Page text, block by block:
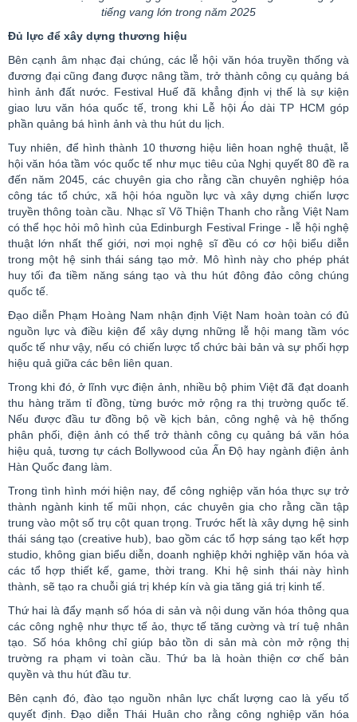
tiếng vang lớn trong năm 2025
Đủ lực để xây dựng thương hiệu
Bên cạnh âm nhạc đại chúng, các lễ hội văn hóa truyền thống và
đương đại cũng đang được nâng tầm, trở thành công cụ quảng bá
hình ảnh đất nước. Festival Huế đã khẳng định vị thế là sự kiện
giao lưu văn hóa quốc tế, trong khi Lễ hội Áo dài TP HCM góp
phần quảng bá hình ảnh và thu hút du lịch.
Tuy nhiên, để hình thành 10 thương hiệu liên hoan nghệ thuật, lễ
hội văn hóa tầm vóc quốc tế như mục tiêu của Nghị quyết 80 đề ra
đến năm 2045, các chuyên gia cho rằng cần chuyên nghiệp hóa
công tác tổ chức, xã hội hóa nguồn lực và xây dựng chiến lược
truyền thông toàn cầu. Nhạc sĩ Võ Thiện Thanh cho rằng Việt Nam
có thể học hỏi mô hình của Edinburgh Festival Fringe - lễ hội nghệ
thuật lớn nhất thế giới, nơi mọi nghệ sĩ đều có cơ hội biểu diễn
trong một hệ sinh thái sáng tạo mở. Mô hình này cho phép phát
huy tối đa tiềm năng sáng tạo và thu hút đông đảo công chúng
quốc tế.
Đạo diễn Phạm Hoàng Nam nhận định Việt Nam hoàn toàn có đủ
nguồn lực và điều kiện để xây dựng những lễ hội mang tầm vóc
quốc tế như vậy, nếu có chiến lược tổ chức bài bản và sự phối hợp
hiệu quả giữa các bên liên quan.
Trong khi đó, ở lĩnh vực điện ảnh, nhiều bộ phim Việt đã đạt doanh
thu hàng trăm tỉ đồng, từng bước mở rộng ra thị trường quốc tế.
Nếu được đầu tư đồng bộ về kịch bản, công nghệ và hệ thống
phân phối, điện ảnh có thể trở thành công cụ quảng bá văn hóa
hiệu quả, tương tự cách Bollywood của Ấn Độ hay ngành điện ảnh
Hàn Quốc đang làm.
Trong tình hình mới hiện nay, để công nghiệp văn hóa thực sự trở
thành ngành kinh tế mũi nhọn, các chuyên gia cho rằng cần tập
trung vào một số trụ cột quan trọng. Trước hết là xây dựng hệ sinh
thái sáng tạo (creative hub), bao gồm các tổ hợp sáng tạo kết hợp
studio , không gian biểu diễn, doanh nghiệp khởi nghiệp văn hóa và
các tổ hợp thiết kế,game , thời trang. Khi hệ sinh thái này hình
thành, sẽ tạo ra chuỗi giá trị khép kín và gia tăng giá trị kinh tế.
Thứ hai là đẩy mạnh số hóa di sản và nội dung văn hóa thông qua
các công nghệ như thực tế ảo, thực tế tăng cường và trí tuệ nhân
tạo. Số hóa không chỉ giúp bảo tồn di sản mà còn mở rộng thị
trường ra phạm vi toàn cầu. Thứ ba là hoàn thiện cơ chế bản
quyền và thu hút đầu tư.
Bên cạnh đó, đào tạo nguồn nhân lực chất lượng cao là yếu tố
quyết định. Đạo diễn Thái Huân cho rằng công nghiệp văn hóa